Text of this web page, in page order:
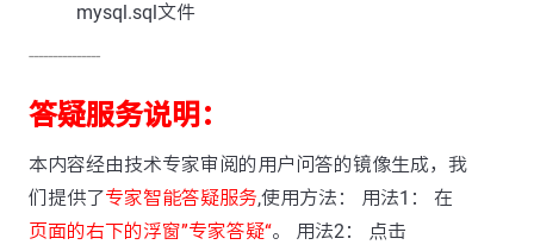
mysql.sql文件
---------------
答疑服务说明：
本内容经由技术专家审阅的用户问答的镜像生成，我
们提供了专家智能答疑服务,使用方法： 用法1： 在
页面的右下的浮窗”专家答疑“。 用法2： 点击